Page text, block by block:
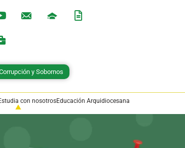
y Sobornos
con nosotrosEducación Arquidiocesana